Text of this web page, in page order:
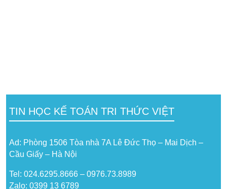
TIN HỌC KẾ TOÁN TRI THỨC VIỆT
Ad: Phòng 1506 Tòa nhà 7A Lê Đức Thọ – Mai Dịch –
Cầu Giấy – Hà Nội
Tel: 024.6295.8666 – 0976.73.8989
Zalo: 0399 13 6789